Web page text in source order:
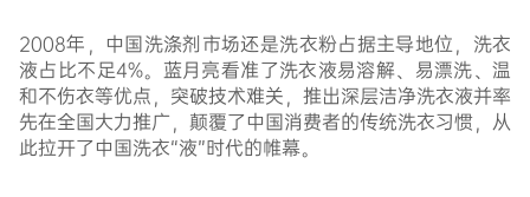
2008年，中国洗涤剂市场还是洗衣粉占据主导地位，洗衣
液占比不足4%。蓝月亮看准了洗衣液易溶解、易漂洗、温
和不伤衣等优点，突破技术难关，推出深层洁净洗衣液并率
先在全国大力推广，颠覆了中国消费者的传统洗衣习惯，从
此拉开了中国洗衣“液”时代的帷幕。